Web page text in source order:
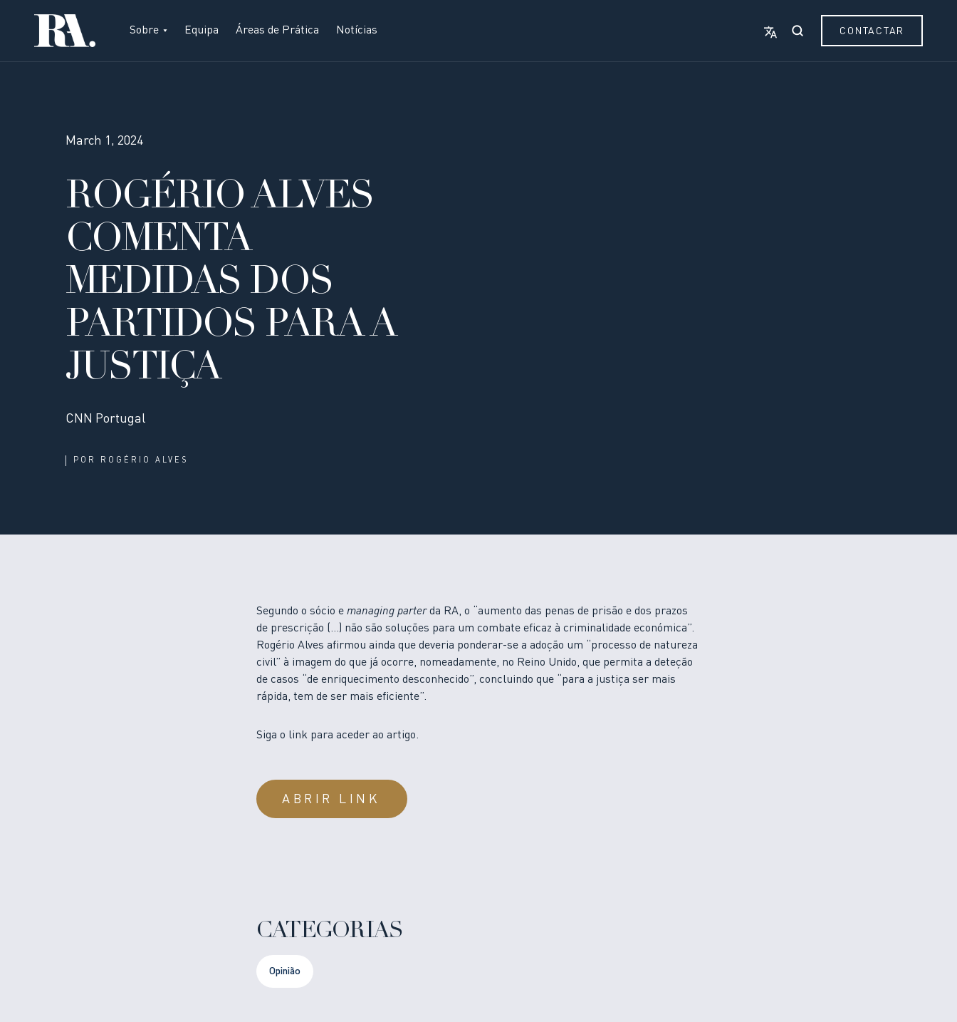
Sobre Equipa Áreas de Prática Notícias CONTACTAR
March 1, 2024
ROGÉRIO ALVES
COMENTA
MEDIDAS DOS
PARTIDOS PARA A
JUSTIÇA
CNN Portugal
POR ROGÉRIO ALVES
Segundo o sócio e managing parterda RA, o “aumento das penas de prisão e dos prazos
de prescrição (…) não são soluções para um combate eficaz à criminalidade económica”.
Rogério Alves afirmou ainda que deveria ponderar-se a adoção um “processo de natureza
civil” à imagem do que já ocorre, nomeadamente, no Reino Unido, que permita a deteção
de casos “de enriquecimento desconhecido”, concluindo que “para a justiça ser mais
rápida, tem de ser mais eficiente”.
Siga o link para aceder ao artigo.
ABRIR LINK
CATEGORIAS
Opinião